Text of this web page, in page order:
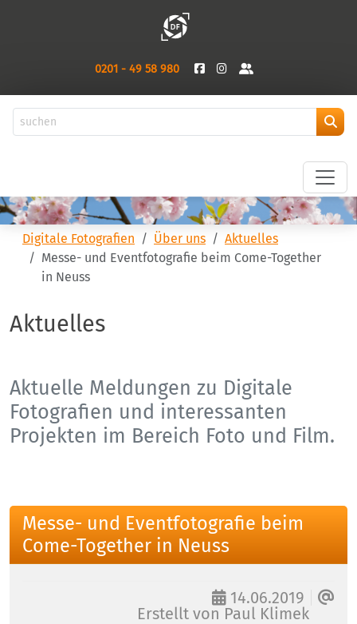
0201 - 49 58 980
Digitale Fotografien Über uns
Aktuelles
Messe- und Eventfotografie beim Come-Together
in Neuss
Aktuelles
Aktuelle Meldungen zu Digitale
Fotografien und interessanten
Projekten im Bereich Foto und Film.
Messe- und Eventfotografie beim
Come-Together in Neuss
14.06.2019
Erstellt von Paul Klimek